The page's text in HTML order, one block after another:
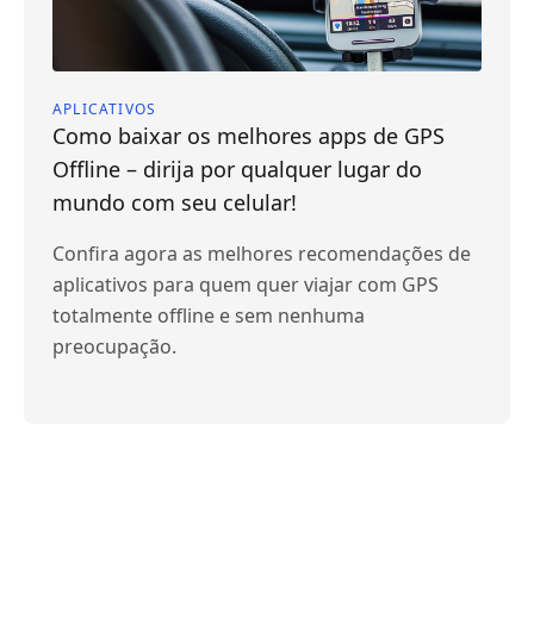
APLICATIVOS
Como baixar os melhores apps de GPS
Offline – dirija por qualquer lugar do
mundo com seu celular!
Confira agora as melhores recomendações de
aplicativos para quem quer viajar com GPS
totalmente offline e sem nenhuma
preocupação.